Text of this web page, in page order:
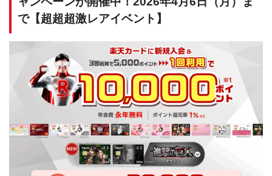
で【超超超激レアイベント】